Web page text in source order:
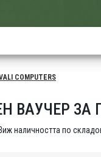
COMPUTERS
ВАУЧЕР ЗА
наличността по